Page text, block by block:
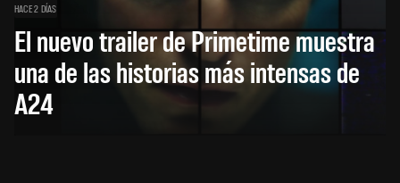
HACE 2 DÍAS
El nuevo trailer de Primetime muestra
una de las historias más intensas de
A24